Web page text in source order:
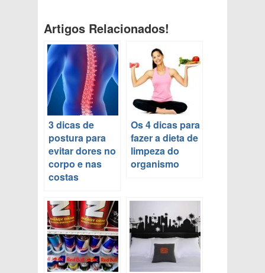
Artigos Relacionados!
3 dicas de
postura para
evitar dores no
corpo e nas
costas
Os 4 dicas para
fazer a dieta de
limpeza do
organismo